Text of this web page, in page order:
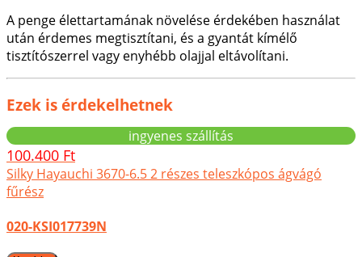
A penge élettartamának növelése érdekében használat
után érdemes megtisztítani, és a gyantát kímélő
tisztítószerrel vagy enyhébb olajjal eltávolítani.
Ezek is érdekelhetnek
ingyenes szállítás
100.400 Ft
Silky Hayauchi 3670-6.5 2 részes teleszkópos ágvágó
fűrész
020-KSI017739N